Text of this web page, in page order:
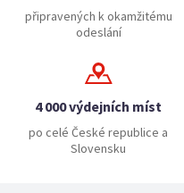
připravených k okamžitému
odeslání
4 000 výdejních míst
po celé České republice a
Slovensku